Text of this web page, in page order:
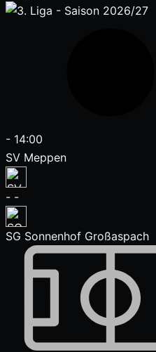
- 14:00
SV Meppen
- -
SG Sonnenhof Großaspach